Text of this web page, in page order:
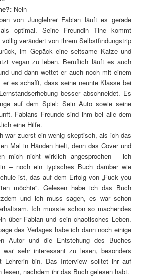
Nein
von Junglehrer Fabian läuft es gerade
optimal. Seine Freundin Tine kommt
völlig verändert von ihrem Selbstfindungstrip
im Gepäck eine seltsame Katze und
vegan zu leben. Beruflich läuft es auch
und dann wettet er auch noch mit einem
er es schafft, dass seine neunte Klasse bei
besser abschneidet. Es
auf dem Spiel: Sein Auto sowie seine
Fabians Freunde sind ihm bei alle dem
eine Hilfe.
war zuerst ein wenig skeptisch, als ich das
Mal in Händen hielt, denn das Cover und
mich nicht wirklich angesprochen – ich
– noch ein typisches Buch darüber wie
ist, das auf dem Erfolg von „Fuck you
möchte“. Gelesen habe ich das Buch
und ich muss sagen, es war schon
Ich musste schon so machendes
über Fabian und sein chaotisches Leben.
des Verlages habe ich dann noch einige
Autor und die Entstehung des Buches
war sehr interessant zu lesen, besonders
Lehrerin bin. Das Interview solltet ihr auf
lesen, nachdem ihr das Buch gelesen habt.